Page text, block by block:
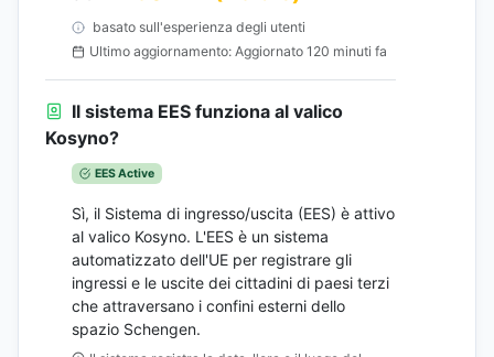
basato sull'esperienza degli utenti
Ultimo aggiornamento: Aggiornato 120 minuti fa
Il sistema EES funziona al valico
Kosyno?
EES Active
Sì, il Sistema di ingresso/uscita (EES) è attivo
al valico Kosyno. L'EES è un sistema
automatizzato dell'UE per registrare gli
ingressi e le uscite dei cittadini di paesi terzi
che attraversano i confini esterni dello
spazio Schengen.